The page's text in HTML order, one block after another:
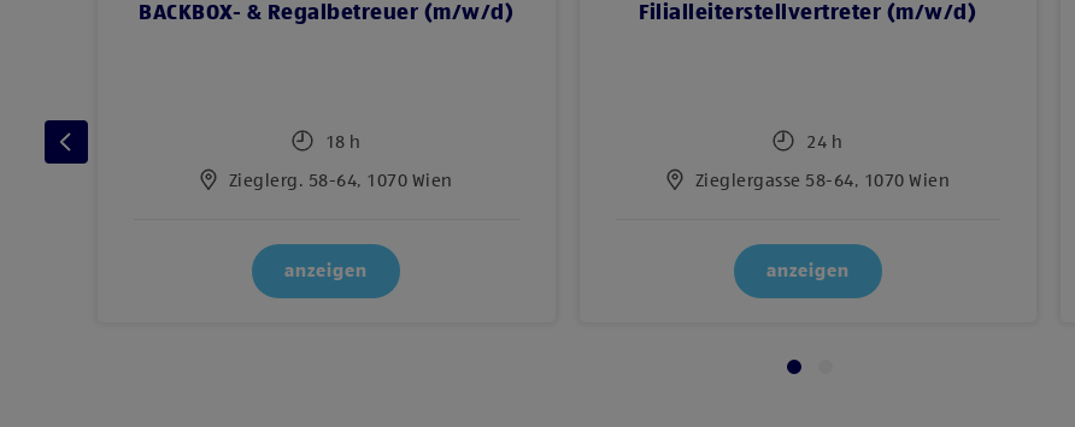
BACKBOX- & Regalbetreuer (m/w/d)
18 h
Zieglerg. 58-64, 1070 Wien
anzeigen
Filialleiterstellvertreter (m/w/d)
24 h
Zieglergasse 58-64, 1070 Wien
anzeigen